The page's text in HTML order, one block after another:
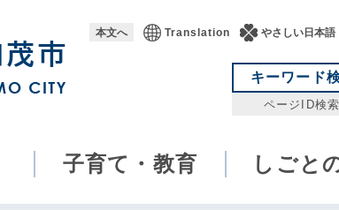
本文へ Translation やさしい日本語
キーワード
ページID検索
子育て・教育 しごと